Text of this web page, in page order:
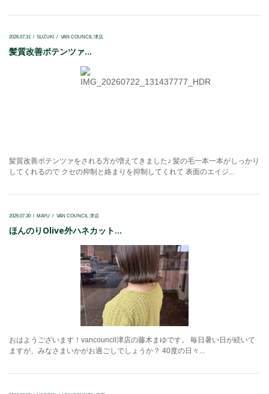
2026.07.31 SUZUKI VAN COUNCIL 津店
髪質改善ポテンツァ...
髪質改善ポテンツァをされる方が増えてきました♪ 髪の毛一本一本がしっかり
してくれるので クセの抑制と絡まりを抑制してくれて 表面のエイジ...
2026.07.30 MAYU VAN COUNCIL 津店
ほんのりOlive外ハネカット...
おはようございます！vancouncil津店の藤木まゆです。 毎日暑い日が続いて
ますが、みなさまいかがお過ごしでしょうか？ 40度の日々...